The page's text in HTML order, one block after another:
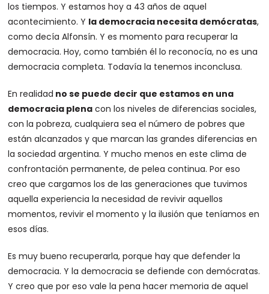
los tiempos. Y estamos hoy a 43 años de aquel
acontecimiento. Y la democracia necesita demócratas,
como decía Alfonsín. Y es momento para recuperar la
democracia. Hoy, como también él lo reconocía, no es una
democracia completa. Todavía la tenemos inconclusa.
En realidad no se puede decir que estamos en una
democracia plena con los niveles de diferencias sociales,
con la pobreza, cualquiera sea el número de pobres que
están alcanzados y que marcan las grandes diferencias en
la sociedad argentina. Y mucho menos en este clima de
confrontación permanente, de pelea continua. Por eso
creo que cargamos los de las generaciones que tuvimos
aquella experiencia la necesidad de revivir aquellos
momentos, revivir el momento y la ilusión que teníamos en
esos días.
Es muy bueno recuperarla, porque hay que defender la
democracia. Y la democracia se defiende con demócratas.
Y creo que por eso vale la pena hacer memoria de aquel